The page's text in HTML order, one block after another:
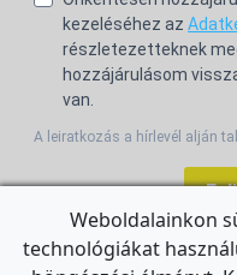
kezeléséhez az
részletezetteknek
hozzájárulásom
van.
A leiratkozás a hírlevél alján
Weboldalainkon
technológiákat